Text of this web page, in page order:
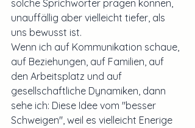
solche Sprichwörter prägen können,
unauffällig aber vielleicht tiefer, als
uns bewusst ist.
Wenn ich auf Kommunikation schaue,
auf Beziehungen, auf Familien, auf
den Arbeitsplatz und auf
gesellschaftliche Dynamiken, dann
sehe ich: Diese Idee vom "besser
Schweigen", weil es vielleicht Enerige